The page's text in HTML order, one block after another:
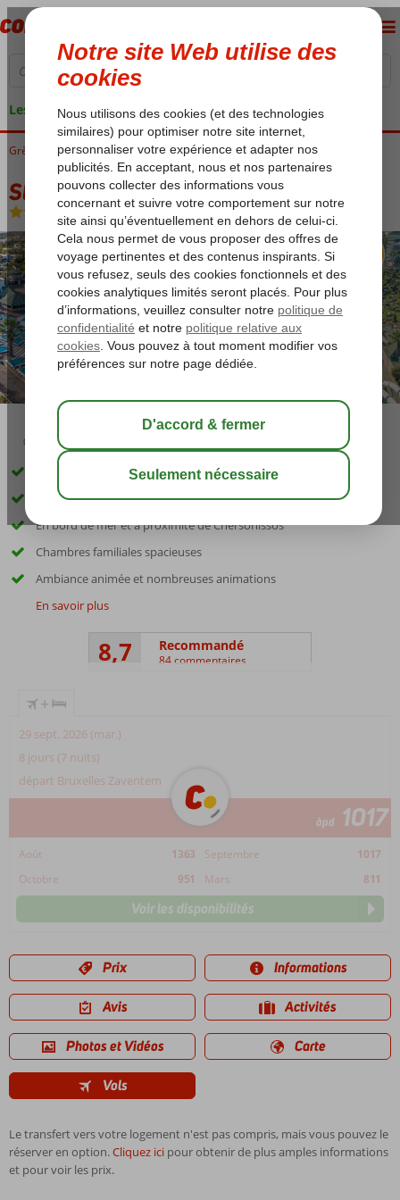
Les garanties de vacances
Grèce Crète Chersonissos Star Beach Village & Water Park
Star Beach Village & Water Park
All Inclusive-Hôtel
03:30 sauver
Idéal pour les familles, les couples et les groupes d'amis !
Accès gratuit au parc aquatique Star Beach
En bord de mer et à proximité de Chersonissos
Chambres familiales spacieuses
Ambiance animée et nombreuses animations
En savoir plus
8,7 Recommandé
84 commentaires
+
29 sept. 2026 (mar.)
8 jours (7 nuits)
départ Bruxelles Zaventem
àpd 1017
Août 1363 Septembre
1017
Octobre
951 Mars 811
Voir les disponibilités
Prix Informations
Avis Activités
Photos et Vidéos Carte
Vols
Le transfert vers votre logement n'est pas compris, mais vous pouvez le
réserver en option.Cliquez ici pour obtenir de plus amples informations
et pour voir les prix.